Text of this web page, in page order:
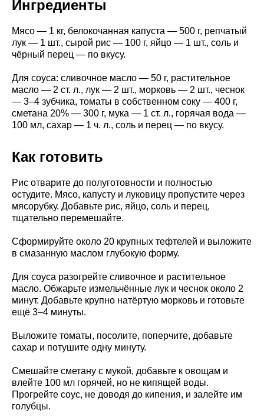
Ингредиенты
Мясо — 1 кг, белокочанная капуста — 500 г, репчатый
лук — 1 шт., сырой рис — 100 г, яйцо — 1 шт., соль и
чёрный перец — по вкусу.
Для соуса: сливочное масло — 50 г, растительное
масло — 2 ст. л., лук — 2 шт., морковь — 2 шт., чеснок
— 3–4 зубчика, томаты в собственном соку — 400 г,
сметана 20% — 300 г, мука — 1 ст. л., горячая вода —
100 мл, сахар — 1 ч. л., соль и перец — по вкусу.
Как готовить
Рис отварите до полуготовности и полностью
остудите. Мясо, капусту и луковицу пропустите через
мясорубку. Добавьте рис, яйцо, соль и перец,
тщательно перемешайте.
Сформируйте около 20 крупных тефтелей и выложите
в смазанную маслом глубокую форму.
Для соуса разогрейте сливочное и растительное
масло. Обжарьте измельчённые лук и чеснок около 2
минут. Добавьте крупно натёртую морковь и готовьте
ещё 3–4 минуты.
Выложите томаты, посолите, поперчите, добавьте
сахар и потушите одну минуту.
Смешайте сметану с мукой, добавьте к овощам и
влейте 100 мл горячей, но не кипящей воды.
Прогрейте соус, не доводя до кипения, и залейте им
голубцы.